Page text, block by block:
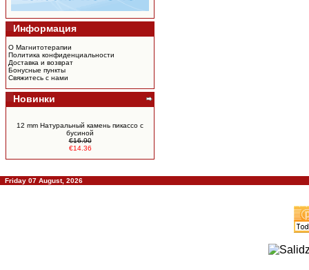
Информация
О Магнитотерапии
Политика конфиденциальности
Доставка и возврат
Бонусные пункты
Свяжитесь с нами
Новинки
12 mm Натуральный камень пикассо c
бусиной
€16.90
€14.36
Friday 07 August, 2026